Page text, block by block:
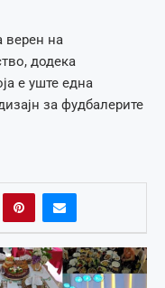
верен на
додека
е уште една
за фудбалерите